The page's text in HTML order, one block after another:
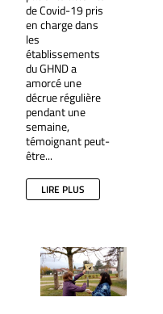
de Covid-19 pris
en charge dans
les
établissements
du GHND a
amorcé une
décrue régulière
pendant une
semaine,
témoignant peut-
être...
LIRE PLUS